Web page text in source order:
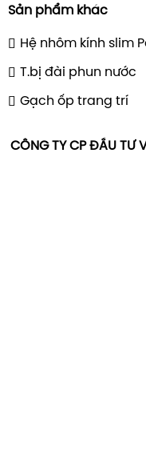
Sản phẩm khác
Hệ nhôm kính slim
T.bị đài phun nước
Gạch ốp trang trí
CÔNG TY CP ĐẦU TƯ